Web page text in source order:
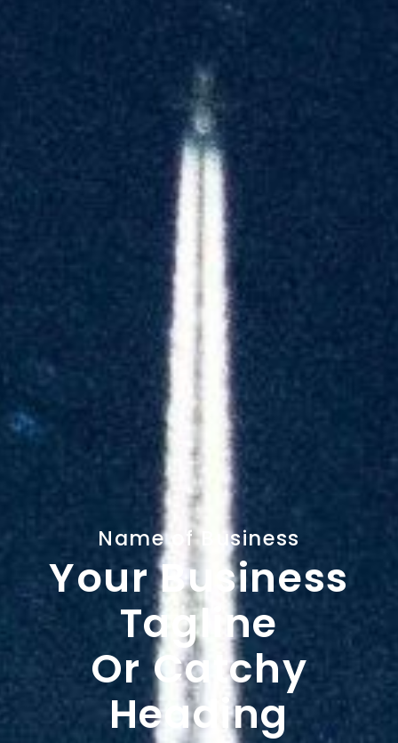
Name of Business
Your Business
Tagline
Or Catchy
Heading